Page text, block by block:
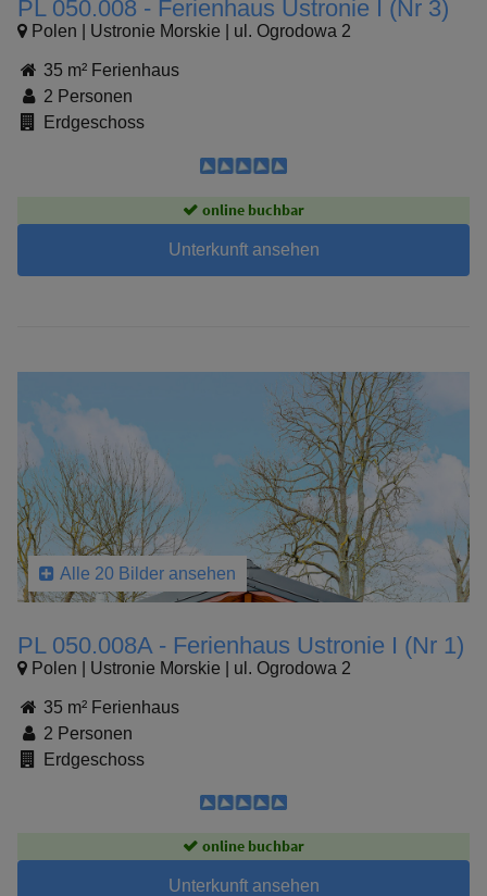
PL 050.008 - Ferienhaus Ustronie I (Nr 3)
Polen | Ustronie Morskie | ul. Ogrodowa 2
35 m² Ferienhaus
2 Personen
Erdgeschoss
online buchbar
Unterkunft ansehen
Alle 20 Bilder ansehen
PL 050.008A - Ferienhaus Ustronie I (Nr 1)
Polen | Ustronie Morskie | ul. Ogrodowa 2
35 m² Ferienhaus
2 Personen
Erdgeschoss
online buchbar
Unterkunft ansehen